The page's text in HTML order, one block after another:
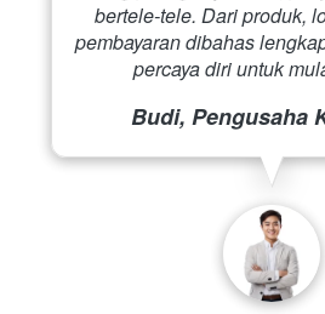
bertele-tele. Dari produk,
pembayaran dibahas
percaya diri untuk
Budi, Pengusaha